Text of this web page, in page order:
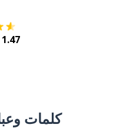
1.47 مليون تقييم
كلمات